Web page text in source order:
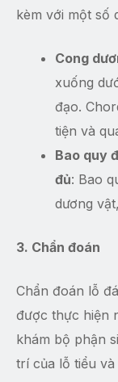
kèm với một số
Cong
xuống
đạo.
tiện và
Bao quy
đủ: Bao
dương
3. Chẩn đoán
Chẩn đoán lỗ
được thực hiện
khám bộ phận
trí của lỗ tiểu